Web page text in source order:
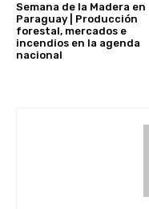
Semana de la Madera en
Paraguay | Producción
forestal, mercados e
incendios en la agenda
nacional